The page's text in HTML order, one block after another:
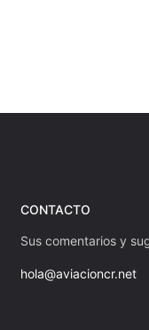
CONTACTO
Sus comentarios y
hola@aviacioncr.net